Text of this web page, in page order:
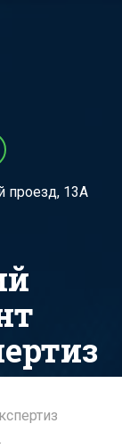
проезд, 13А